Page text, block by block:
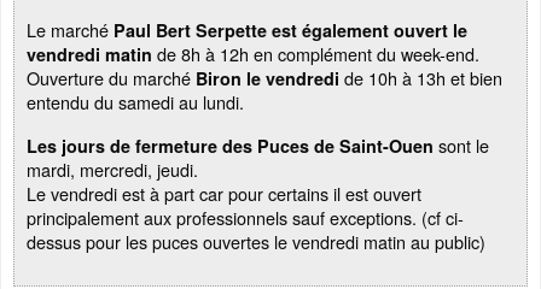
Le marché Paul Bert Serpette est également ouvert le
vendredi matin de 8h à 12h en complément du week-end.
Ouverture du marché Biron le vendredi de 10h à 13h et bien
entendu du samedi au lundi.
Les jours de fermeture des Puces de Saint-Ouen sont le
mardi, mercredi, jeudi.
Le vendredi est à part car pour certains il est ouvert
principalement aux professionnels sauf exceptions. (cf ci-
dessus pour les puces ouvertes le vendredi matin au public)